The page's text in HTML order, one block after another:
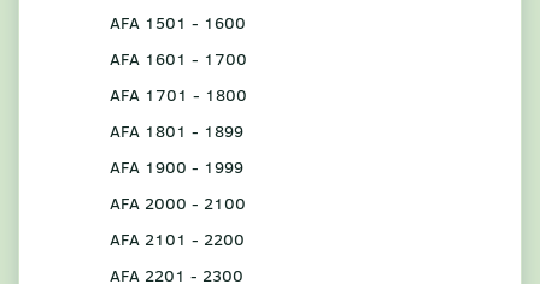
AFA 1501 - 1600
AFA 1601 - 1700
AFA 1701 - 1800
AFA 1801 - 1899
AFA 1900 - 1999
AFA 2000 - 2100
AFA 2101 - 2200
AFA 2201 - 2300